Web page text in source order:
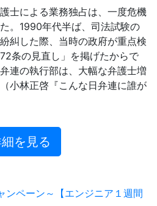
士による業務独占は、一度危機
。1990年代半ば、司法試験の
糾した際、当時の政府が重点検
条の見直し」を掲げたからで
連の執行部は、大幅な弁護士増
小林正啓『こんな日弁連に誰が
を見る